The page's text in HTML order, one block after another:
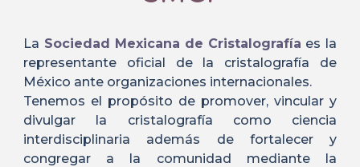
La Sociedad Mexicana de Cristalografía es la
representante oficial de la cristalografía de
México ante organizaciones internacionales.
Tenemos el propósito de promover, vincular y
divulgar la cristalografía como ciencia
interdisciplinaria además de fortalecer y
congregar a la comunidad mediante la